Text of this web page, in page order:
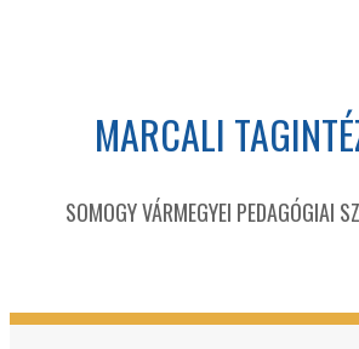
MARCALI
SOMOGY VÁRMEGYEI PEDAGÓGIAI